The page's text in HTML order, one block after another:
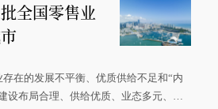
全国零售业
在的发展不平衡、优质供给不足和“内
设布局合理、供给优质、业态多元、智